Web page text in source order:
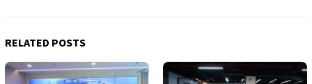
RELATED POSTS